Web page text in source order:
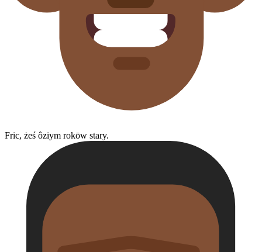
Fric, żeś ôziym rokōw stary.